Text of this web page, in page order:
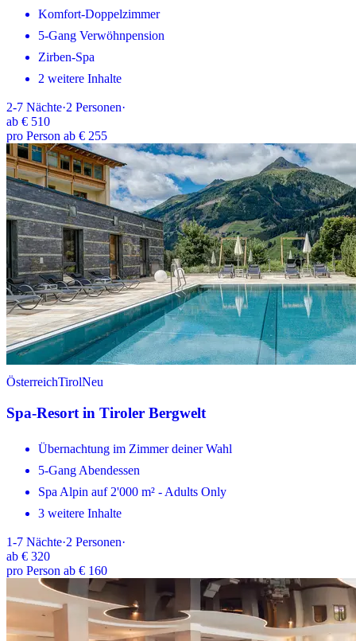
Komfort-Doppelzimmer
5-Gang Verwöhnpension
Zirben-Spa
2 weitere Inhalte
2-7 Nächte·2 Personen·
ab € 510
pro Person ab € 255
ÖsterreichTirolNeu
Spa-Resort in Tiroler Bergwelt
Übernachtung im Zimmer deiner Wahl
5-Gang Abendessen
Spa Alpin auf 2'000 m² - Adults Only
3 weitere Inhalte
1-7 Nächte·2 Personen·
ab € 320
pro Person ab € 160